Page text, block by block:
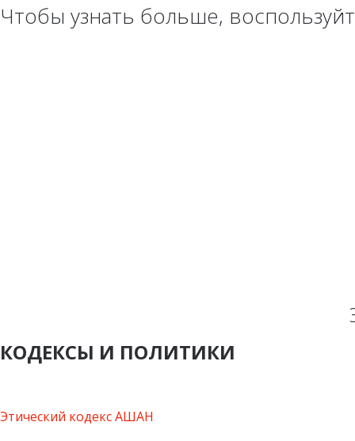
Чтобы узнать больше,
КОДЕКСЫ И ПОЛИТИКИ
Этический кодекс АШАН